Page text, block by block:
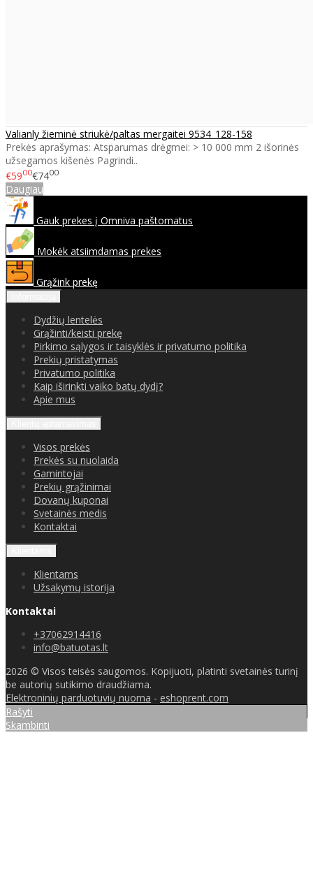
Valianly žieminė striukė/paltas mergaitei 9534_128-158
Prekės aprašymas: Atsparumas drėgmei: > 10 000 mm 2 išorinės
užsegamos kišenės Pagrindi..
€5900€7400
Daugiau
Gauk prekes į Omniva paštomatus
Mokėk atsiimdamas prekes
Grąžink prekę
Dydžių lentelės
Grąžinti/keisti prekę
Pirkimo sąlygos ir taisyklės ir privatumo politika
Prekių pristatymas
Privatumo politika
Kaip iširinkti vaiko batų dydį?
Apie mus
Visos prekės
Prekės su nuolaida
Gamintojai
Prekių grąžinimai
Dovanų kuponai
Svetainės medis
Kontaktai
Klientams
Užsakymų istorija
Kontaktai
+37062914416
info@batuotas.lt
2026 © Visos teisės saugomos. Kopijuoti, platinti svetainės turinį
be autorių sutikimo draudžiama.
Elektroninių parduotuvių nuoma - eshoprent.com
Rašyti
Skambinti